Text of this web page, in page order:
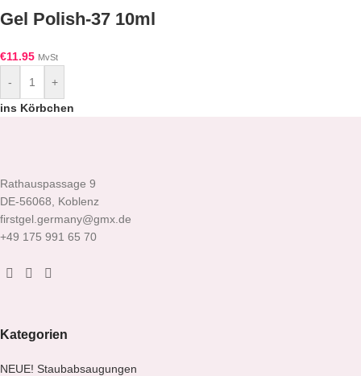
Gel Polish-37 10ml
€11.95 MvSt
-
+
ins Körbchen
Rathauspassage 9
DE-56068, Koblenz
firstgel.germany@gmx.de
+49 175 991 65 70
Kategorien
NEUE! Staubabsaugungen